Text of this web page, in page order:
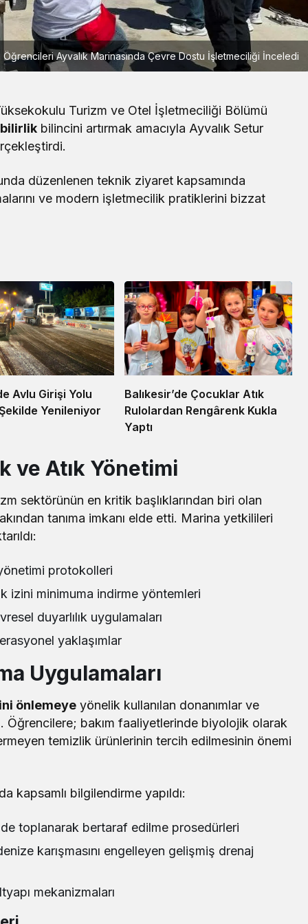
Öğrencileri Ayvalık Marinasında Çevre Dostu İşletmeciliği İnceledi
Turizm ve Otel İşletmeciliği Bölümü
bilincini artırmak amacıyla Ayvalık Setur
düzenlenen teknik ziyaret kapsamında
ve modern işletmecilik pratiklerini bizzat
Avlu Girişi Yolu
Yenileniyor
Balıkesir’de Çocuklar Atık
Rulolardan Rengârenk Kukla
Yaptı
ve Atık Yönetimi
sektörünün en kritik başlıklarından biri olan
tanıma imkanı elde etti. Marina yetkilileri
protokolleri
izini minimuma indirme yöntemleri
duyarlılık uygulamaları
yaklaşımlar
Uygulamaları
önlemeye yönelik kullanılan donanımlar ve
Öğrencilere; bakım faaliyetlerinde biyolojik olarak
temizlik ürünlerinin tercih edilmesinin önemi
kapsamlı bilgilendirme yapıldı:
toplanarak bertaraf edilme prosedürleri
karışmasını engelleyen gelişmiş drenaj
mekanizmaları